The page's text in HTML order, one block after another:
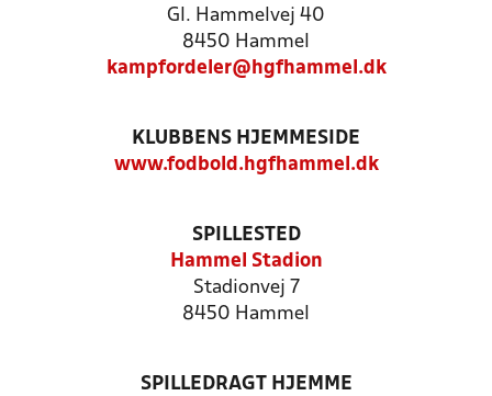
Gl. Hammelvej 40
8450 Hammel
kampfordeler@hgfhammel.dk
KLUBBENS HJEMMESIDE
www.fodbold.hgfhammel.dk
SPILLESTED
Hammel Stadion
Stadionvej 7
8450 Hammel
SPILLEDRAGT HJEMME